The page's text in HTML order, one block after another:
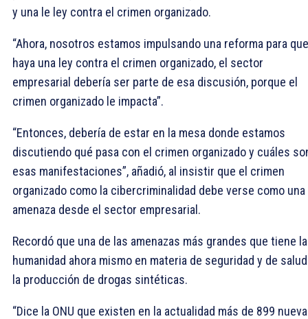
y una le ley contra el crimen organizado.
“Ahora, nosotros estamos impulsando una reforma para que
haya una ley contra el crimen organizado, el sector
empresarial debería ser parte de esa discusión, porque el
crimen organizado le impacta”.
“Entonces, debería de estar en la mesa donde estamos
discutiendo qué pasa con el crimen organizado y cuáles
esas manifestaciones”, añadió, al insistir que el crimen
organizado como la cibercriminalidad debe verse como una
amenaza desde el sector empresarial.
Recordó que una de las amenazas más grandes que tiene la
humanidad ahora mismo en materia de seguridad y de
la producción de drogas sintéticas.
“Dice la ONU que existen en la actualidad más de 899